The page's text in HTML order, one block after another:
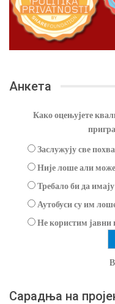
Анкета
Како оцењујете
Заслужују све
Није лоше али
Требало би да
Аутобуси су им
Не користим јавни
Сарадња на